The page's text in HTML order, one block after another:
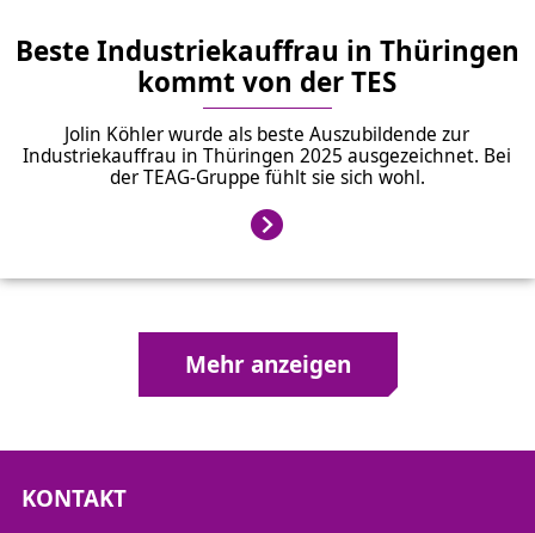
Beste Industriekauffrau in Thüringen
kommt von der TES
Jolin Köhler wurde als beste Auszubildende zur
Industriekauffrau in Thüringen 2025 ausgezeichnet. Bei
der TEAG-Gruppe fühlt sie sich wohl.
Mehr anzeigen
KONTAKT